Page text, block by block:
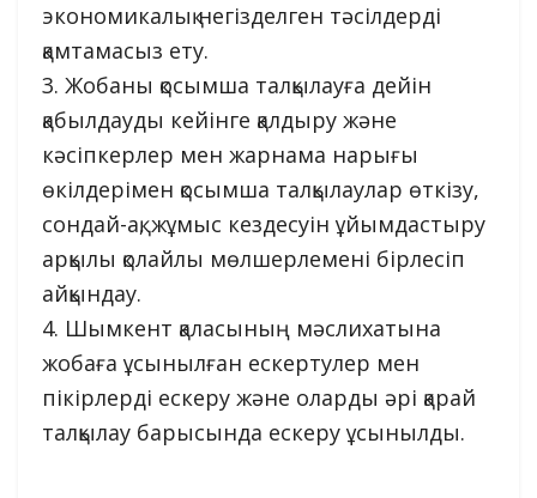
экономикалық негізделген тәсілдерді
қамтамасыз ету.
3. Жобаны қосымша талқылауға дейін
қабылдауды кейінге қалдыру және
кәсіпкерлер мен жарнама нарығы
өкілдерімен қосымша талқылаулар өткізу,
сондай-ақ, жұмыс кездесуін ұйымдастыру
арқылы қолайлы мөлшерлемені бірлесіп
айқындау.
4. Шымкент қаласының мәслихатына
жобаға ұсынылған ескертулер мен
пікірлерді ескеру және оларды әрі қарай
талқылау барысында ескеру ұсынылды.